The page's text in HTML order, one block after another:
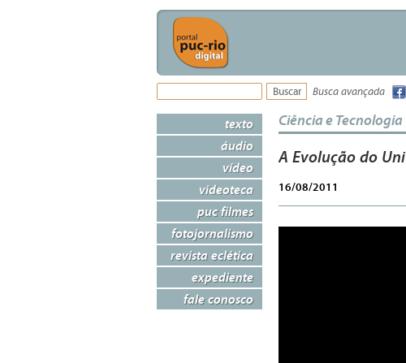
Busca avançada
texto
áudio
vídeo
videoteca
puc filmes
fotojornalismo
revista eclética
expediente
fale conosco
Ciência e Tecnologia
A Evolução do
16/08/2011